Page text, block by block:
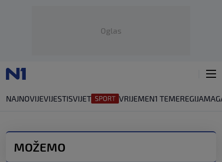
Oglas
NAJNOVIJEVIJESTISVIJET VRIJEMEN1 TEMEREGIJA
MOŽEMO